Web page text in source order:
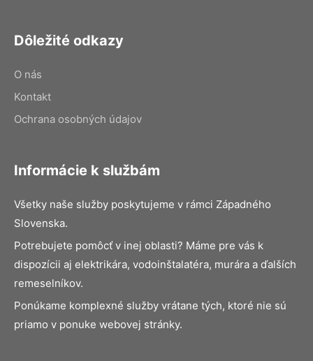
Dôležité odkazy
O nás
Kontakt
Ochrana osobných údajov
Informácie k službám
Všetky naše služby poskytujeme v rámci Západného
Slovenska.
Potrebujete pomôcť v inej oblasti? Máme pre vás k
dispozícii aj elektrikára, vodoinštalatéra, murára a ďalších
remeselníkov.
Ponúkame komplexné služby vrátane tých, ktoré nie sú
priamo v ponuke webovej stránky.